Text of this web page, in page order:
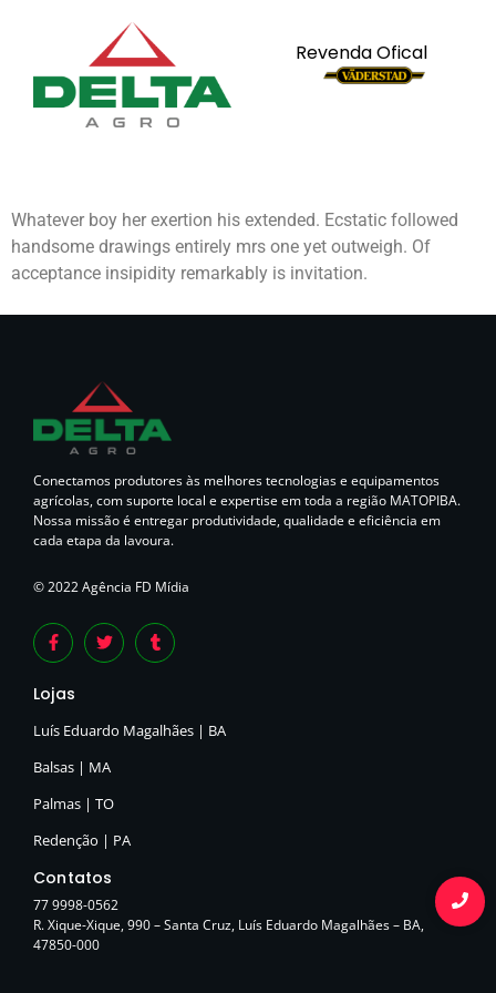
Revenda Ofical
Whatever boy her exertion his extended. Ecstatic followed
handsome drawings entirely mrs one yet outweigh. Of
acceptance insipidity remarkably is invitation.
Conectamos produtores às melhores tecnologias e equipamentos
agrícolas, com suporte local e expertise em toda a região MATOPIBA.
Nossa missão é entregar produtividade, qualidade e eficiência em
cada etapa da lavoura.
© 2022 Agência FD Mídia
Lojas
Luís Eduardo Magalhães | BA
Balsas | MA
Palmas | TO
Redenção | PA
Contatos
77 9998-0562
R. Xique-Xique, 990 – Santa Cruz, Luís Eduardo Magalhães – BA,
47850-000